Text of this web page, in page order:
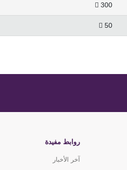
300 
50 
روابط مفيدة
آخر الأخبار